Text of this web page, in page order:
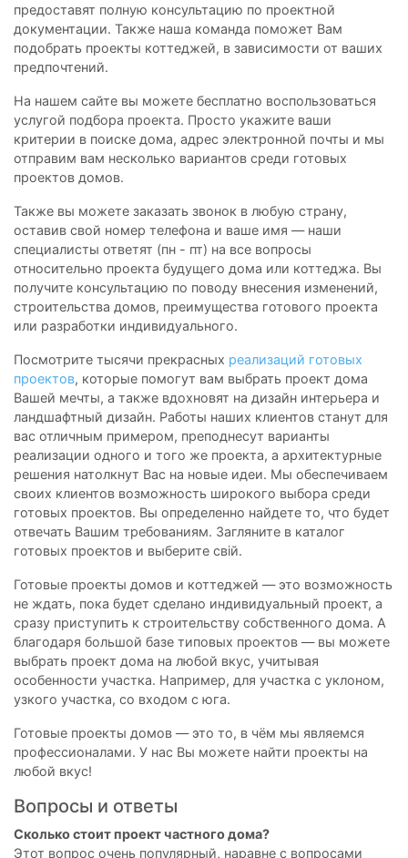
предоставят полную консультацию по проектной
документации. Также наша команда поможет Вам
подобрать проекты коттеджей, в зависимости от ваших
предпочтений.
На нашем сайте вы можете бесплатно воспользоваться
услугой подбора проекта. Просто укажите ваши
критерии в поиске дома, адрес электронной почты и мы
отправим вам несколько вариантов среди готовых
проектов домов.
Также вы можете заказать звонок в любую страну,
оставив свой номер телефона и ваше имя — наши
специалисты ответят (пн - пт) на все вопросы
относительно проекта будущего дома или коттеджа. Вы
получите консультацию по поводу внесения изменений,
строительства домов, преимущества готового проекта
или разработки индивидуального.
Посмотрите тысячи прекрасных реализаций готовых
проектов, которые помогут вам выбрать проект дома
Вашей мечты, а также вдохновят на дизайн интерьера и
ландшафтный дизайн. Работы наших клиентов станут для
вас отличным примером, преподнесут варианты
реализации одного и того же проекта, а архитектурные
решения натолкнут Вас на новые идеи. Мы обеспечиваем
своих клиентов возможность широкого выбора среди
готовых проектов. Вы определенно найдете то, что будет
отвечать Вашим требованиям. Загляните в каталог
готовых проектов и выберите свій.
Готовые проекты домов и коттеджей — это возможность
не ждать, пока будет сделано индивидуальный проект, а
сразу приступить к строительству собственного дома. А
благодаря большой базе типовых проектов — вы можете
выбрать проект дома на любой вкус, учитывая
особенности участка. Например, для участка с уклоном,
узкого участка, со входом с юга.
Готовые проекты домов — это то, в чём мы являемся
профессионалами. У нас Вы можете найти проекты на
любой вкус!
Вопросы и ответы
Сколько стоит проект частного дома?
Этот вопрос очень популярный, наравне с вопросами